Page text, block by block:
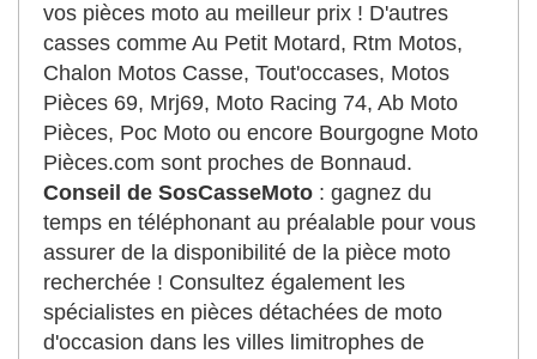
vos pièces moto au meilleur prix ! D'autres
casses comme Au Petit Motard, Rtm Motos,
Chalon Motos Casse, Tout'occases, Motos
Pièces 69, Mrj69, Moto Racing 74, Ab Moto
Pièces, Poc Moto ou encore Bourgogne Moto
Pièces.com sont proches de Bonnaud.
Conseil de SosCasseMoto : gagnez du
temps en téléphonant au préalable pour vous
assurer de la disponibilité de la pièce moto
recherchée ! Consultez également les
spécialistes en pièces détachées de moto
d'occasion dans les villes limitrophes de